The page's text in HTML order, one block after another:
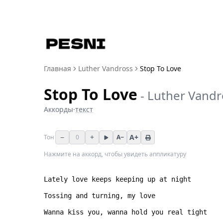
Главная Luther Vandross Stop To Love
Stop To Love - Luther
Аккорды·текст
Тон − 0 + A− A+
Нажмите на аккорд, чтобы увидеть аппликатуру